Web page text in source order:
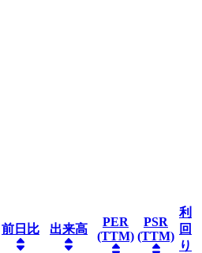
前日比 出来高
PER
(TTM)
PSR
(TTM)
利
回
り